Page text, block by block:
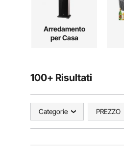
Arredamento
per Casa
100+ Risultati
Categorie PREZZO